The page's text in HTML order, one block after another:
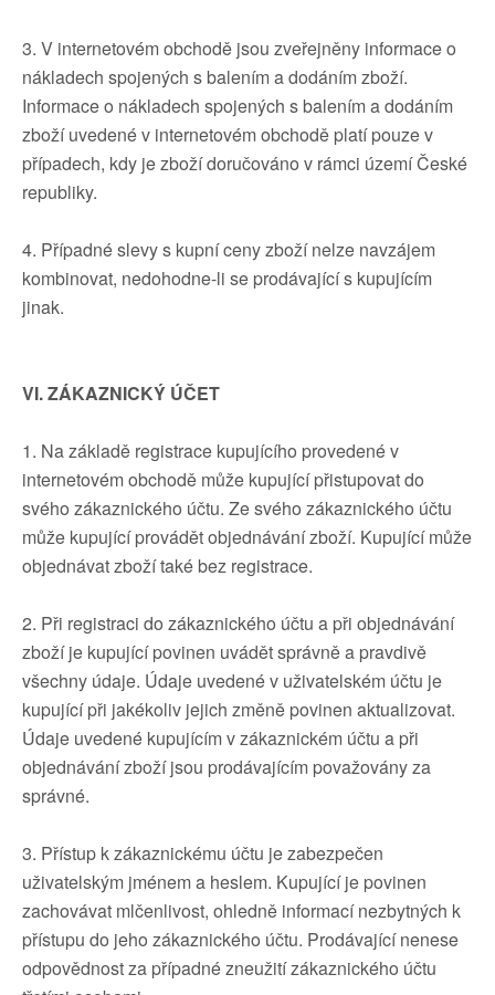
3. V internetovém obchodě jsou zveřejněny informace o
nákladech spojených s balením a dodáním zboží.
Informace o nákladech spojených s balením a dodáním
zboží uvedené v internetovém obchodě platí pouze v
případech, kdy je zboží doručováno v rámci území České
republiky.
4. Případné slevy s kupní ceny zboží nelze navzájem
kombinovat, nedohodne-li se prodávající s kupujícím
jinak.
VI. ZÁKAZNICKÝ ÚČET
1. Na základě registrace kupujícího provedené v
internetovém obchodě může kupující přistupovat do
svého zákaznického účtu. Ze svého zákaznického účtu
může kupující provádět objednávání zboží. Kupující může
objednávat zboží také bez registrace.
2. Při registraci do zákaznického účtu a při objednávání
zboží je kupující povinen uvádět správně a pravdivě
všechny údaje. Údaje uvedené v uživatelském účtu je
kupující při jakékoliv jejich změně povinen aktualizovat.
Údaje uvedené kupujícím v zákaznickém účtu a při
objednávání zboží jsou prodávajícím považovány za
správné.
3. Přístup k zákaznickému účtu je zabezpečen
uživatelským jménem a heslem. Kupující je povinen
zachovávat mlčenlivost, ohledně informací nezbytných k
přístupu do jeho zákaznického účtu. Prodávající nenese
odpovědnost za případné zneužití zákaznického účtu